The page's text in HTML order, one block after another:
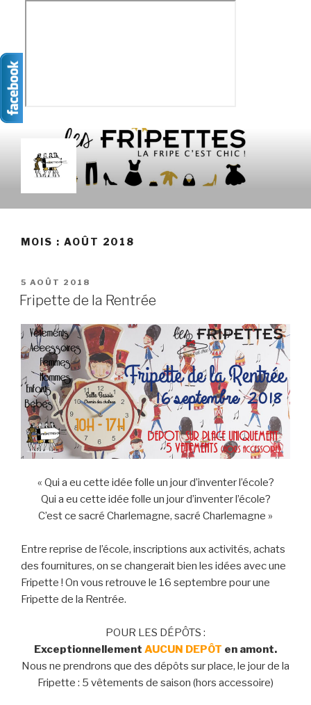
contenu
LES FRIPETTES
MOIS : AOÛT 2018
PUBLIÉ
LE
5 AOÛT 2018
Fripette de la Rentrée
« Qui a eu cette idée folle un jour d’inventer l’école?
Qui a eu cette idée folle un jour d’inventer l’école?
C’est ce sacré Charlemagne, sacré Charlemagne »
Entre reprise de l’école, inscriptions aux activités, achats
des fournitures, on se changerait bien les idées avec une
Fripette ! On vous retrouve le 16 septembre pour une
Fripette de la Rentrée.
POUR LES DÉPÔTS :
Exceptionnellement AUCUN DEPÔT en amont.
Nous ne prendrons que des dépôts sur place, le jour de la
Fripette : 5 vêtements de saison (hors accessoire)